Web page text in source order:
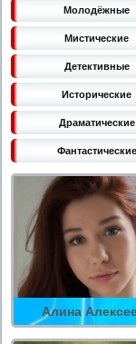
Молодёжные
Мистические
Детективные
Исторические
Драматические
Фантастические
Алина